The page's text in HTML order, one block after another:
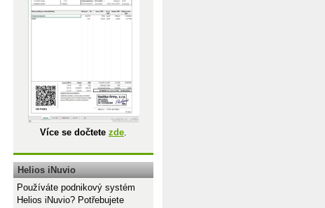
Více se dočtete zde.
Helios iNuvio
Používáte podnikový systém
Helios iNuvio? Potřebujete